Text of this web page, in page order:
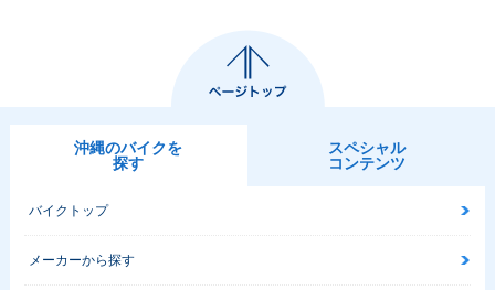
沖縄のバイクを
探す
スペシャル
コンテンツ
バイクトップ
メーカーから探す